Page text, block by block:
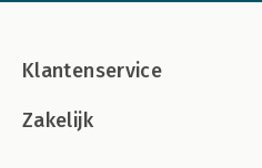
Klantenservice
Zakelijk